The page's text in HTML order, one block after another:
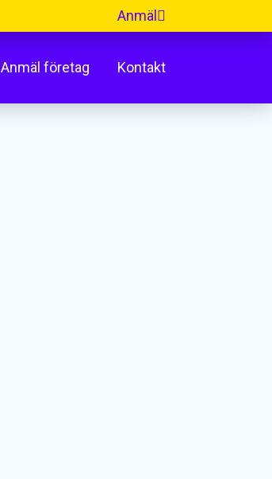
Anmäl
Anmäl företag Kontakt